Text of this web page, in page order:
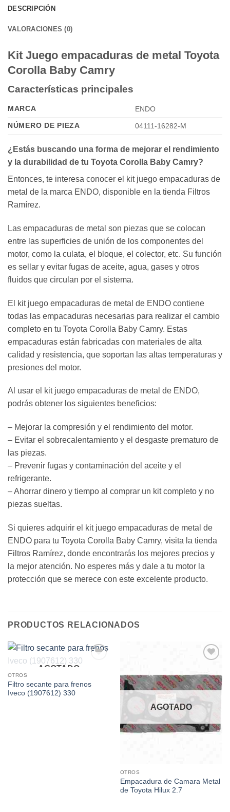
DESCRIPCIÓN
VALORACIONES (0)
Kit Juego empacaduras de metal Toyota
Corolla Baby Camry
Características principales
MARCA
ENDO
NÚMERO DE PIEZA
04111-16282-M
¿Estás buscando una forma de mejorar el rendimiento
y la durabilidad de tu Toyota Corolla Baby Camry?
Entonces, te interesa conocer el kit juego empacaduras de
metal de la marca ENDO, disponible en la tienda Filtros
Ramírez.
Las empacaduras de metal son piezas que se colocan
entre las superficies de unión de los componentes del
motor, como la culata, el bloque, el colector, etc. Su función
es sellar y evitar fugas de aceite, agua, gases y otros
fluidos que circulan por el sistema.
El kit juego empacaduras de metal de ENDO contiene
todas las empacaduras necesarias para realizar el cambio
completo en tu Toyota Corolla Baby Camry. Estas
empacaduras están fabricadas con materiales de alta
calidad y resistencia, que soportan las altas temperaturas y
presiones del motor.
Al usar el kit juego empacaduras de metal de ENDO,
podrás obtener los siguientes beneficios:
– Mejorar la compresión y el rendimiento del motor.
– Evitar el sobrecalentamiento y el desgaste prematuro de
las piezas.
– Prevenir fugas y contaminación del aceite y el
refrigerante.
– Ahorrar dinero y tiempo al comprar un kit completo y no
piezas sueltas.
Si quieres adquirir el kit juego empacaduras de metal de
ENDO para tu Toyota Corolla Baby Camry, visita la tienda
Filtros Ramírez, donde encontrarás los mejores precios y
la mejor atención. No esperes más y dale a tu motor la
protección que se merece con este excelente producto.
PRODUCTOS RELACIONADOS
AGOTADO
OTROS
Filtro secante para frenos
Iveco (1907612) 330
wishlist
AGOTADO
OTROS
Empacadura de Camara Metal
de Toyota Hilux 2.7